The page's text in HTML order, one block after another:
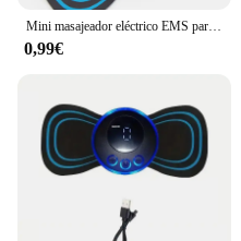
Mini masajeador eléctrico EMS para cuello, parche estimulador de espalda y cervicales, almohadilla de Gel portátil, pegatinas delgadas
0,99€